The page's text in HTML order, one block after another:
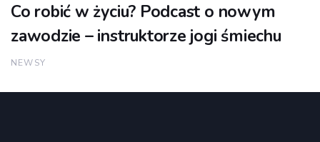
Co robić w życiu? Podcast o nowym
zawodzie – instruktorze jogi śmiechu
NEWSY